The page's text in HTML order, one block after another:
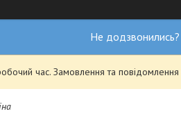
Не
час. Замовлення та